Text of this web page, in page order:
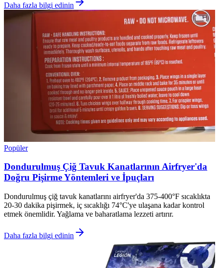
Daha fazla bilgi edinin
Popüler
Dondurulmuş Çiğ Tavuk Kanatlarının Airfryer'da
Doğru Pişirme Yöntemleri ve İpuçları
Dondurulmuş çiğ tavuk kanatlarını airfryer'da 375-400°F sıcaklıkta
20-30 dakika pişirmek, iç sıcaklığı 74°C'ye ulaşana kadar kontrol
etmek önemlidir. Yağlama ve baharatlama lezzeti artırır.
Daha fazla bilgi edinin